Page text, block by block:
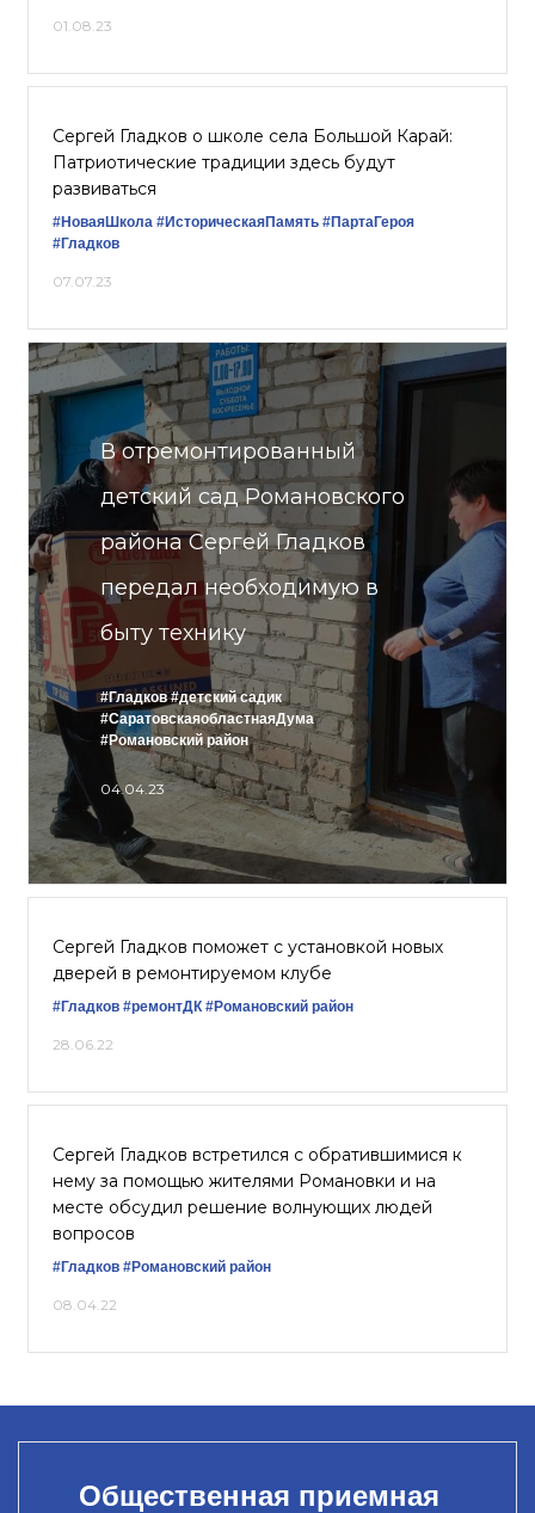
01.08.23
Сергей Гладков о школе села Большой Карай:
Патриотические традиции здесь будут
развиваться
#НоваяШкола #ИсторическаяПамять #ПартаГероя
#Гладков
07.07.23
В отремонтированный
детский сад Романовского
района Сергей Гладков
передал необходимую в
быту технику
#Гладков #детский садик
#СаратовскаяобластнаяДума
#Романовский район
04.04.23
Сергей Гладков поможет с установкой новых
дверей в ремонтируемом клубе
#Гладков #ремонтДК #Романовский район
28.06.22
Сергей Гладков встретился с обратившимися к
нему за помощью жителями Романовки и на
месте обсудил решение волнующих людей
вопросов
#Гладков #Романовский район
08.04.22
Общественная приемная